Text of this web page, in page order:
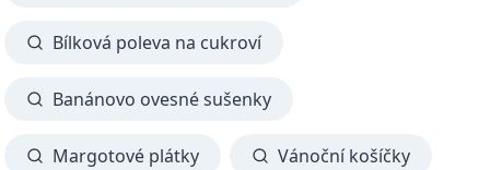
Bílková poleva na cukroví
Banánovo ovesné sušenky
Margotové plátky Vánoční košíčky